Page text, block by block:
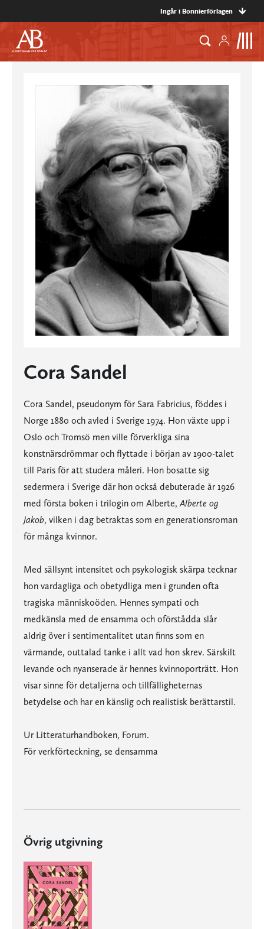
Ingår i Bonnierförlagen
Cora Sandel
Cora Sandel, pseudonym för Sara Fabricius, föddes i
Norge 1880 och avled i Sverige 1974. Hon växte upp i
Oslo och Tromsö men ville förverkliga sina
konstnärsdrömmar och flyttade i början av 1900-talet
till Paris för att studera måleri. Hon bosatte sig
sedermera i Sverige där hon också debuterade år 1926
med första boken i trilogin om Alberte,Alberte og
Jakob, vilken i dag betraktas som en generationsroman
för många kvinnor.
Med sällsynt intensitet och psykologisk skärpa tecknar
hon vardagliga och obetydliga men i grunden ofta
tragiska människoöden. Hennes sympati och
medkänsla med de ensamma och oförstådda slår
aldrig över i sentimentalitet utan finns som en
värmande, outtalad tanke i allt vad hon skrev. Särskilt
levande och nyanserade är hennes kvinnoporträtt. Hon
visar sinne för detaljerna och tillfälligheternas
betydelse och har en känslig och realistisk berättarstil.
Ur Litteraturhandboken, Forum.
För verkförteckning, se densamma
Övrig utgivning